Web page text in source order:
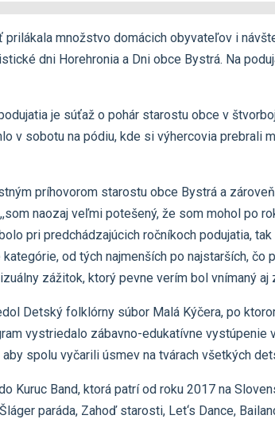
množstvo domácich obyvateľov i
dni Horehronia a Dni obce Bystrá. Na
je súťaž o pohár starostu obce v
v sobotu na pódiu, kde si výhercovia prebrali
príhovorom starostu obce Bystrá a
naozaj veľmi potešený, že som mohol po
pri predchádzajúcich ročníkoch podujatia,
od tých najmenších po najstarších, čo
zážitok, ktorý pevne verím bol vnímaný aj
Detský folklórny súbor Malá Kýčera, po
vystriedalo zábavno-edukatívne vystúpenie
spolu vyčarili úsmev na tvárach všetkých
Kuruc Band, ktorá patrí od roku 2017 na
paráda, Zahoď starosti, Let‘s Dance,